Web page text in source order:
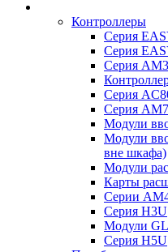
Контроллеры
Серия
Серия
Серия
Серия
Серия
Модули
Модули
вне шкафа)
Модули
Карты
Серии
Серия H3U
Модули
Серия H5U